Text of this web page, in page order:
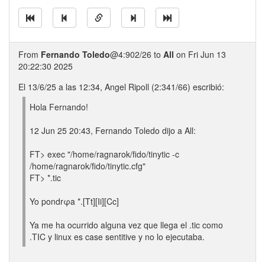
From Fernando Toledo@4:902/26 to All on Fri Jun 13
20:22:30 2025
El 13/6/25 a las 12:34, Angel Ripoll (2:341/66) escribió:
Hola Fernando!
12 Jun 25 20:43, Fernando Toledo dijo a All:
FT> exec "/home/ragnarok/fido/tinytic -c
/home/ragnarok/fido/tinytic.cfg"
FT> *.tic
Yo pondrφa *.[Tt][Ii][Cc]
Ya me ha ocurrido alguna vez que llega el .tic como
.TIC y linux es case sentitive y no lo ejecutaba.